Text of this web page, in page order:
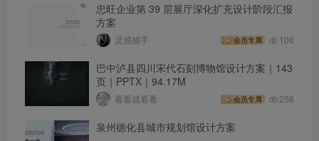
忠旺企业第 39 层展厅深化扩充设计阶段汇报
方案
灵感捕手 会员专属 106
巴中泸县四川宋代石刻博物馆设计方案｜143
页｜PPTX｜94.17M
看看就看看 会员专属 256
泉州德化县城市规划馆设计方案